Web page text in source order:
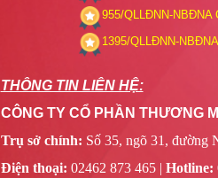
955/QLLĐNN-NBĐNA
1395/QLLĐNN-NBĐNA
THÔNG TIN LIÊN HỆ:
CÔNG TY CỔ PHẦN THƯƠNG
Trụ sở chính: Số 35, ngõ 31, đường
Điện thoại: 02462 873 465 | Hotline: